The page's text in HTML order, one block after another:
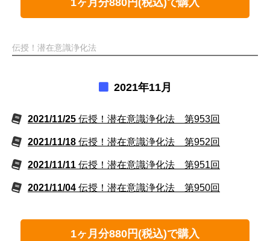
1ヶ月分880円(税込)で購入
伝授！潜在意識浄化法
2021年11月
2021/11/25 伝授！潜在意識浄化法 第953回
2021/11/18 伝授！潜在意識浄化法 第952回
2021/11/11 伝授！潜在意識浄化法 第951回
2021/11/04 伝授！潜在意識浄化法 第950回
1ヶ月分880円(税込)で購入